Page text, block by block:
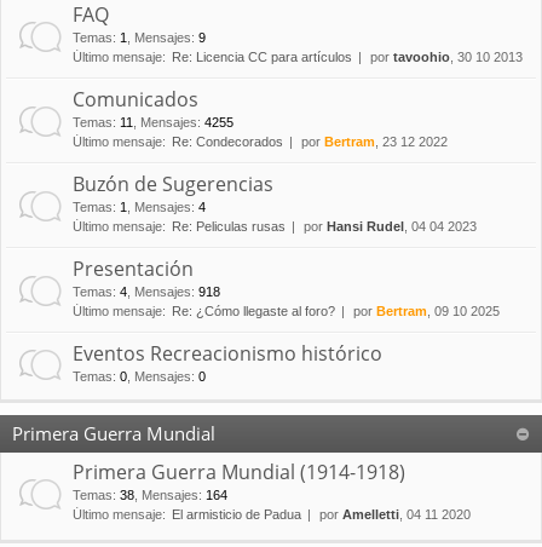
FAQ
Temas: 1 Mensajes: 9
Último mensaje:
Re: Licencia CC para artículos por tavoohio , 30 10 2013
Comunicados
Temas: 11 Mensajes: 4255
Último mensaje:
Re: Condecorados por Bertram , 23 12 2022
Buzón de Sugerencias
Temas: 1 Mensajes: 4
Último mensaje:
Re: Peliculas rusas por Hansi Rudel , 04 04 2023
Presentación
Temas: 4 Mensajes: 918
Último mensaje:
Re: ¿Cómo llegaste al foro? por Bertram , 09 10 2025
Eventos Recreacionismo histórico
Temas: 0 Mensajes: 0
Primera Guerra Mundial
Primera Guerra Mundial (1914-1918)
Temas: 38 Mensajes: 164
Último mensaje:
El armisticio de Padua por Amelletti , 04 11 2020